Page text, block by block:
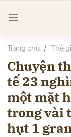
Trang chủ Thế
Chuyện
tế 23
một mặt
trong vài
hụt 1
luận